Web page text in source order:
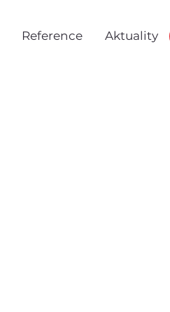
Reference Aktuality